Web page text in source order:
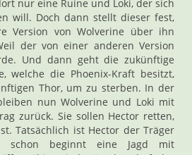
nur eine Ruine und Loki, der sich
will. Doch dann stellt dieser fest,
Version von Wolverine über ihn
der von einer anderen Version
Und dann geht die zukünftige
welche die Phoenix-Kraft besitzt,
Thor, um zu sterben. In der
nun Wolverine und Loki mit
zurück. Sie sollen Hector retten,
Tatsächlich ist Hector der Träger
schon beginnt eine Jagd mit